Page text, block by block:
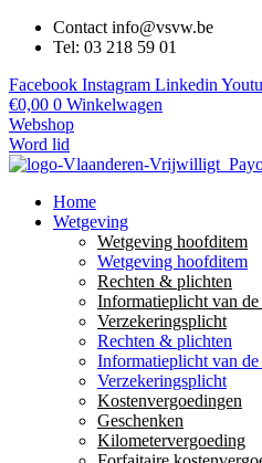
Contact info@vsvw.be
Tel: 03 218 59 01
Facebook Instagram Linkedin
€0,00 0 Winkelwagen
Webshop
Word lid
Home
Wetgeving
Wetgeving hoofditem
Wetgeving hoofditem
Rechten & plichten
Informatieplicht van de
Verzekeringsplicht
Rechten & plichten
Informatieplicht van de
Verzekeringsplicht
Kostenvergoedingen
Geschenken
Kilometervergoeding